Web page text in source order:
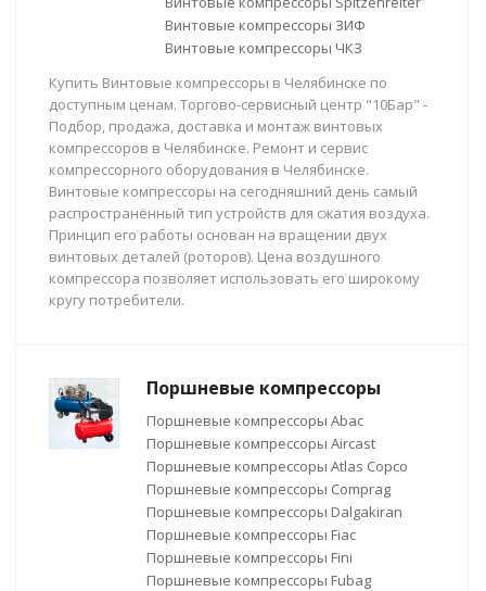
Винтовые компрессоры ЗИФ
Винтовые компрессоры ЧКЗ
Купить Винтовые компрессоры в Челябинске по
доступным ценам. Торгово-сервисный центр "10Бар" -
Подбор, продажа, доставка и монтаж винтовых
компрессоров в Челябинске. Ремонт и сервис
компрессорного оборудования в Челябинске.
Винтовые компрессоры на сегодняшний день самый
распространённый тип устройств для сжатия воздуха.
Принцип его работы основан на вращении двух
винтовых деталей (роторов). Цена воздушного
компрессора позволяет использовать его широкому
кругу потребители.
Поршневые компрессоры
Поршневые компрессоры Abac
Поршневые компрессоры Aircast
Поршневые компрессоры Atlas Copco
Поршневые компрессоры Comprag
Поршневые компрессоры Dalgakiran
Поршневые компрессоры Fiac
Поршневые компрессоры Fini
Поршневые компрессоры Fubag